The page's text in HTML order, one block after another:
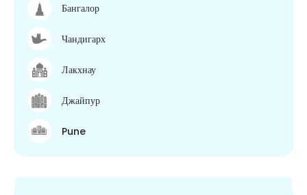
Бангалор
Чандигарх
Лакхнау
Джайпур
Pune